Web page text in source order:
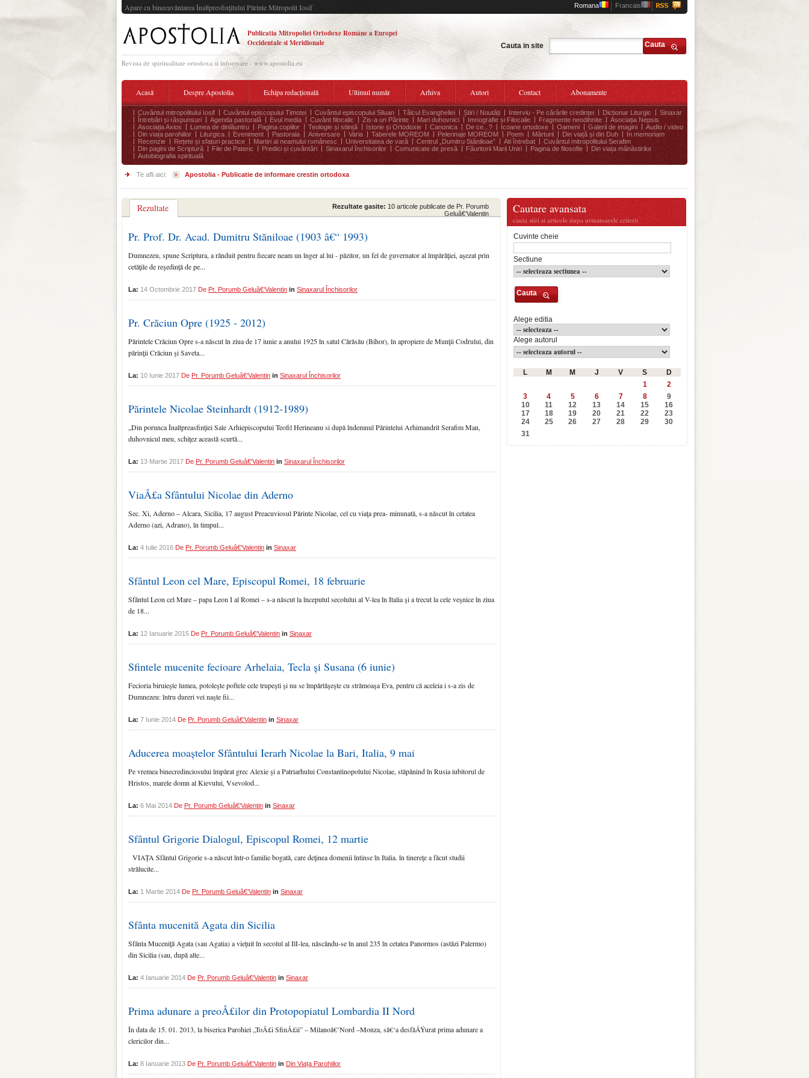
Apare cu binecuvântarea Înaltpresfinţitului Părinte Mitropolit Iosif Romana Francais
Publicatia Mitropoliei Ortodoxe Române a Europei
Occidentale si Meridionale
Revista de spiritualitate ortodoxa si informare - www.apostolia.eu
Cauta in site Cauta
Acasă Despre Apostolia Echipa redacțională Ultimul număr Arhiva Autori Contact Abonamente
Cuvântul mitropolitului Iosif Cuvântul episcopului Timotei Cuvântul episcopului Siluan Tâlcul Evangheliei Știri / Noutăți Interviu - Pe cărările credinței Dicționar Liturgic
Sinaxar
Întrebări și răspunsuri
Agenda pastorală Evul media Cuvânt filocalic Zis-a un Părinte Mari duhovnici Imnografie și Filocalie Fragmente neodihnite
Asociația Nepsis
Asociația Axios
Lumea de dinlăuntru Pagina copiilor Teologie și stiință Istorie și Ortodoxie Canonica De ce...? Icoane ortodoxe Oameni Galerii de imagini
Audio / video
Din viața parohiilor
Liturgica Eveniment Pastorala Aniversare Varia Taberele MOREOM Pelerinaje MOREOM Poem Mărturii Din viață și din Duh
In memoriam
Recenzie
Rețete și sfaturi practice Martiri ai neamului românesc Universitatea de vară Centrul „Dumitru Stăniloae” Ati întrebat
Cuvântul mitropolitului Serafim
Din pagini de Scriptură
File de Pateric Predici și cuvântări Sinaxarul închisorilor Comunicate de presă Făuritorii Marii Uniri Pagina de filosofie
Din viața mănăstirilor
Autobiografia spirituală
Te afli aici: Apostolia - Publicatie de informare crestin ortodoxa
Rezultate Rezultate gasite: 10 articole publicate de Pr. Porumb
Geluâ€‘Valentin
Pr. Prof. Dr. Acad. Dumitru Stăniloae (1903 â€“ 1993)
Dumnezeu, spune Scriptura, a rânduit pentru fiecare neam un înger al lui - păzitor, un fel de guvernator al împărăţiei, aşezat prin
cetăţile de reşedinţă de pe...
La: 14 Octombrie 2017 De Pr. Porumb Geluâ€‘Valentin in Sinaxarul Închisorilor
Pr. Crăciun Opre (1925 - 2012)
Părintele Crăciun Opre s-a născut în ziua de 17 iunie a anului 1925 în satul Cărăsău (Bihor), în apro­piere de Munţii Codrului, din
părinţii Crăciun şi Saveta...
La: 10 Iunie 2017 De Pr. Porumb Geluâ€‘Valentin in Sinaxarul Închisorilor
Părintele Nicolae Steinhardt (1912-1989)
„Din porunca Înaltpreasfinţiei Sale Arhiepiscopului Teofil Herineanu si după în­demnul Părintelui Arhimandrit Serafim Man,
duhovnicul meu, schiţez această scurtă...
La: 13 Martie 2017 De Pr. Porumb Geluâ€‘Valentin in Sinaxarul Închisorilor
ViaÅ£a Sfântului Nicolae din Aderno
Sec. Xi, Aderno – Alcara, Sicilia, 17 august Preacuviosul Părinte Nicolae, cel cu viaţa prea- minunată, s-a născut în ce­tatea
Aderno (azi, Adrano), în timpul...
La: 4 Iulie 2016 De Pr. Porumb Geluâ€‘Valentin in Sinaxar
Sfântul Leon cel Mare, Episcopul Romei, 18 februarie
Sfântul Leon cel Mare – papa Leon I al Romei – s-a născut la începu­tul secolului al V-lea în Italia şi a trecut la cele veşnice în ziua
de 18...
La: 12 Ianuarie 2015 De Pr. Porumb Geluâ€‘Valentin in Sinaxar
Sfintele mucenite fecioare Arhelaia, Tecla și Susana (6 iunie)
Fecioria biruieşte lumea, potoleşte poftele cele trupeşti şi nu se împăr­tăşeşte cu strămoaşa Eva, pentru că aceleia i s-a zis de
Dumnezeu: întru dureri vei naşte fii...
La: 7 Iunie 2014 De Pr. Porumb Geluâ€‘Valentin in Sinaxar
Aducerea moaștelor Sfântului Ierarh Nicolae la Bari, Italia, 9 mai
Pe vremea binecredinciosului împărat grec Alexie şi a Patriarhului Constantinopolului Nicolae, stăpânind în Rusia iubitorul de
Hristos, marele domn al Kievului, Vsevolod...
La: 6 Mai 2014 De Pr. Porumb Geluâ€‘Valentin in Sinaxar
Sfântul Grigorie Dialogul, Episcopul Romei, 12 martie
VIAȚA Sfântul Grigorie s-a născut într-o familie bogată, care deţinea domenii întinse în Italia. în tinereţe a făcut studii
strălucite...
La: 1 Martie 2014 De Pr. Porumb Geluâ€‘Valentin in Sinaxar
Sfânta mucenită Agata din Sicilia
Sfânta Muceniţă Agata (sau Agatia) a vieţuit în secolul al IlI-lea, născându-se în anul 235 în cetatea Panormos (astăzi Palermo)
din Sicilia (sau, după alte...
La: 4 Ianuarie 2014 De Pr. Porumb Geluâ€‘Valentin in Sinaxar
Prima adunare a preoÅ£ilor din Protopopiatul Lombardia II Nord
În data de 15. 01. 2013, la biserica Parohiei „ToÅ£i SfinÅ£ii” – Milanoâ€‘Nord –Monza, sâ€‘a desfăÅŸurat prima adunare a
clericilor din...
La: 8 Ianuarie 2013 De Pr. Porumb Geluâ€‘Valentin in Din Viața Parohiilor
Cautare avansata
cauta stiri si articole dupa urmatoarele criterii
Cuvinte cheie
Sectiune
Cauta
Alege editia
Alege autorul
L M M J V S
D
1
2
3
4 5 6 7 8
9
10
11 12 13 14 15
16
17
18 19 20 21 22
23
24
25 26 27 28 29
30
31